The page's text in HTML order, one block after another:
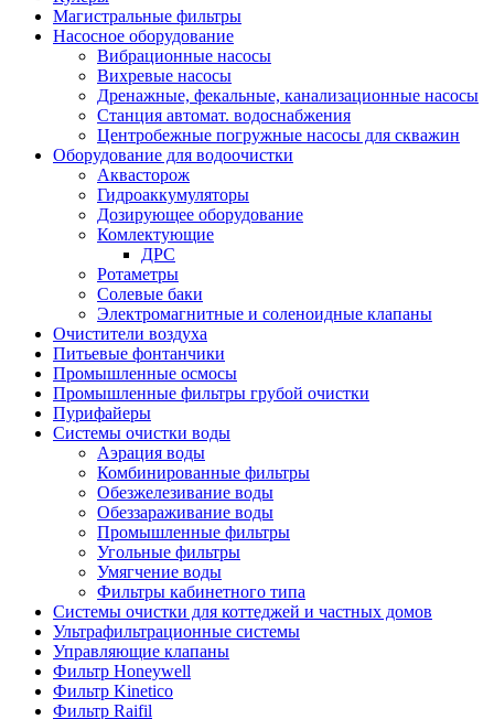
Магистральные фильтры
Насосное оборудование
Вибрационные насосы
Вихревые насосы
Дренажные, фекальные, канализационные насосы
Станция автомат. водоснабжения
Центробежные погружные насосы для скважин
Оборудование для водоочистки
Аквасторож
Гидроаккумуляторы
Дозирующее оборудование
Комлектующие
ДРС
Ротаметры
Солевые баки
Электромагнитные и соленоидные клапаны
Очистители воздуха
Питьевые фонтанчики
Промышленные осмосы
Промышленные фильтры грубой очистки
Пурифайеры
Системы очистки воды
Аэрация воды
Комбинированные фильтры
Обезжелезивание воды
Обеззараживание воды
Промышленные фильтры
Угольные фильтры
Умягчение воды
Фильтры кабинетного типа
Системы очистки для коттеджей и частных домов
Ультрафильтрационные системы
Управляющие клапаны
Фильтр Honeywell
Фильтр Kinetico
Фильтр Raifil